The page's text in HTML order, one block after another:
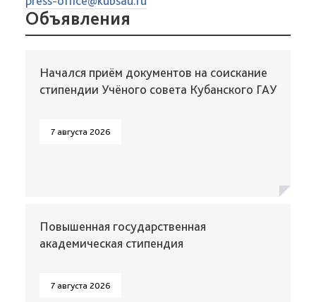
Объявления
Начался приём документов на соискание
стипендии Учёного совета Кубанского ГАУ
7 августа 2026
Повышенная государственная
академическая стипендия
7 августа 2026